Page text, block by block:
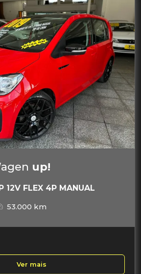
up!
12V FLEX 4P MANUAL
53.000 km
Ver mais